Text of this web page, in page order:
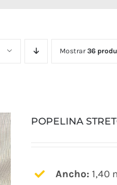
Mostrar36
POPELINA
Ancho: 1,40